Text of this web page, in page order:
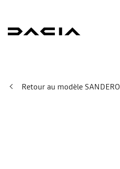
Retour au modèle SANDERO